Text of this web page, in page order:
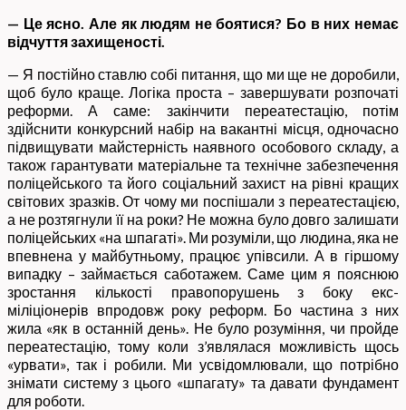
— Це ясно. Але як людям не боятися? Бо в них немає
відчуття захищеності.
— Я постійно ставлю собі питання, що ми ще не доробили,
щоб було краще. Логіка проста – завершувати розпочаті
реформи. А саме: закінчити переатестацію, потім
здійснити конкурсний набір на вакантні місця, одночасно
підвищувати майстерність наявного особового складу, а
також гарантувати матеріальне та технічне забезпечення
поліцейського та його соціальний захист на рівні кращих
світових зразків. От чому ми поспішали з переатестацією,
а не розтягнули її на роки? Не можна було довго залишати
поліцейських «на шпагаті». Ми розуміли, що людина, яка не
впевнена у майбутньому, працює упівсили. А в гіршому
випадку – займається саботажем. Саме цим я пояснюю
зростання кількості правопорушень з боку екс-
міліціонерів впродовж року реформ. Бо частина з них
жила «як в останній день». Не було розуміння, чи пройде
переатестацію, тому коли з’являлася можливість щось
«урвати», так і робили. Ми усвідомлювали, що потрібно
знімати систему з цього «шпагату» та давати фундамент
для роботи.